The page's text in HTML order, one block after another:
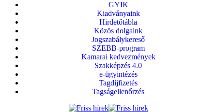
GYIK
Kiadványaink
Hirdetőtábla
Közös dolgaink
Jogszabálykereső
SZEBB-program
Kamarai kedvezmények
Szakképzés 4.0
e-ügyintézés
Tagdíjfizetés
Tagságellenőrzés